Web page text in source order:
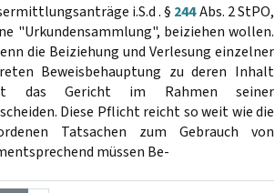
i.S.d . § 244Abs. 2 StPO,
"Urkundensammlung", beiziehen wollen.
die Beiziehung und Verlesung einzelner
Beweisbehauptung zu deren Inhalt
das Gericht im Rahmen seiner
Diese Pflicht reicht so weit wie die
Tatsachen zum Gebrauch von
müssen Be-